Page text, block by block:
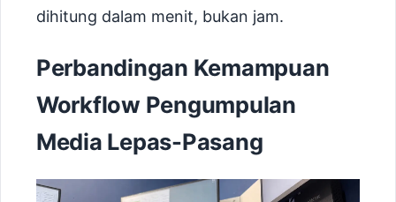
dihitung dalam menit, bukan jam.
Perbandingan Kemampuan
Workflow Pengumpulan
Media Lepas-Pasang